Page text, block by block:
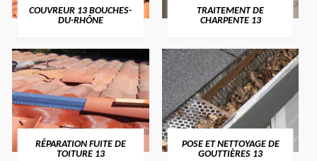
COUVREUR 13 BOUCHES-
DU-RHÔNE
TRAITEMENT DE
CHARPENTE 13
RÉPARATION FUITE DE
TOITURE 13
POSE ET NETTOYAGE DE
GOUTTIÈRES 13